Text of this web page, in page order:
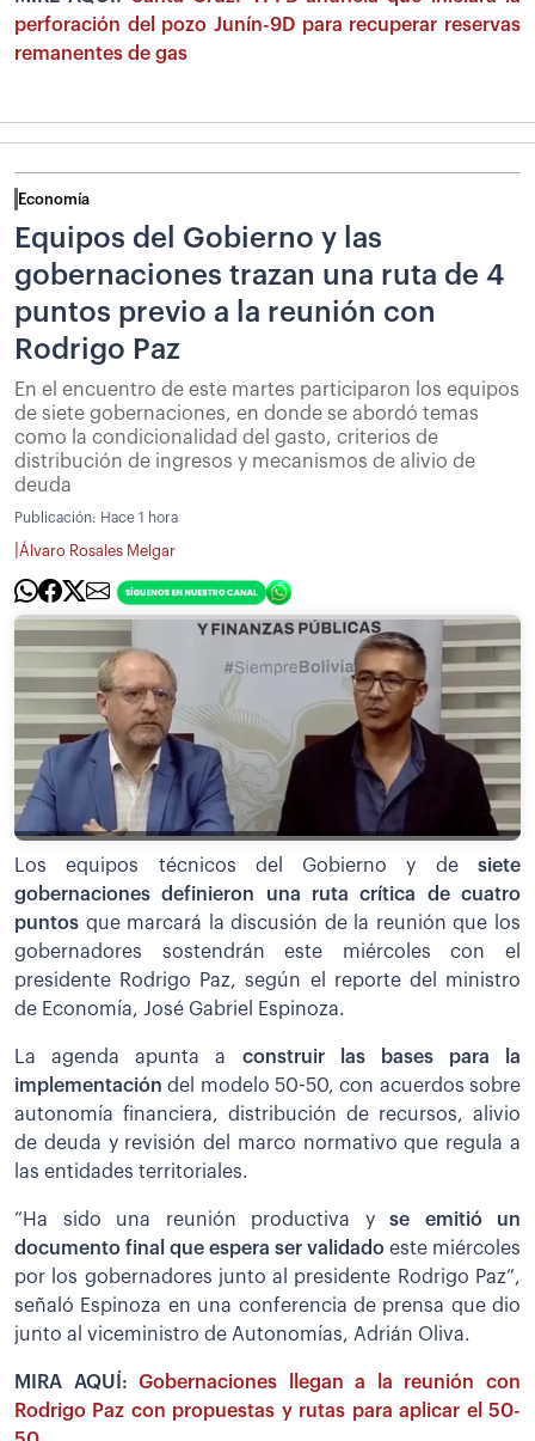
perforación del pozo Junín-9D para recuperar reservas
remanentes de gas
Economía
Equipos del Gobierno y las
gobernaciones trazan una ruta de 4
puntos previo a la reunión con
Rodrigo Paz
En el encuentro de este martes participaron los equipos
de siete gobernaciones, en donde se abordó temas
como la condicionalidad del gasto, criterios de
distribución de ingresos y mecanismos de alivio de
deuda
Publicación: Hace 1 hora
Álvaro Rosales Melgar
Los equipos técnicos del Gobierno y de siete
gobernaciones definieron una ruta crítica de cuatro
puntos que marcará la discusión de la reunión que los
gobernadores sostendrán este miércoles con el
presidente Rodrigo Paz, según el reporte del ministro
de Economía, José Gabriel Espinoza.
La agenda apunta a construir las bases para la
implementacióndel modelo 50-50, con acuerdos sobre
autonomía financiera, distribución de recursos, alivio
de deuda y revisión del marco normativo que regula a
las entidades territoriales.
“Ha sido una reunión productiva y se emitió un
documento final que espera ser validado este miércoles
por los gobernadores junto al presidente Rodrigo Paz”,
señaló Espinoza en una conferencia de prensa que dio
junto al viceministro de Autonomías, Adrián Oliva.
MIRA AQUÍ:Gobernaciones llegan a la reunión con
Rodrigo Paz con propuestas y rutas para aplicar el 50-